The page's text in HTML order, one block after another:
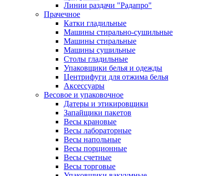
Линии раздачи "Радапро"
Прачечное
Катки гладильные
Машины стирально-сушильные
Машины стиральные
Машины сушильные
Столы гладильные
Упаковщики белья и одежды
Центрифуги для отжима белья
Аксессуары
Весовое и упаковочное
Датеры и этикировщики
Запайщики пакетов
Весы крановые
Весы лабораторные
Весы напольные
Весы порционные
Весы счетные
Весы торговые